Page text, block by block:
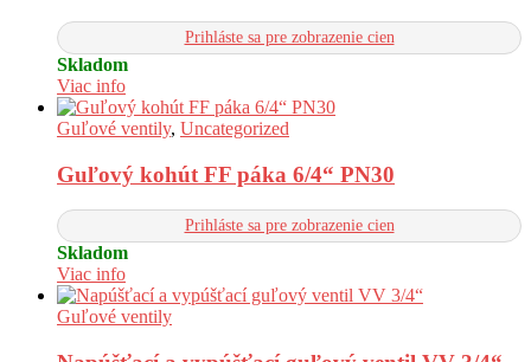
Prihláste sa pre zobrazenie cien
Skladom
Viac info
Guľové ventily, Uncategorized
Guľový kohút FF páka 6/4“ PN30
Prihláste sa pre zobrazenie cien
Skladom
Viac info
Guľové ventily